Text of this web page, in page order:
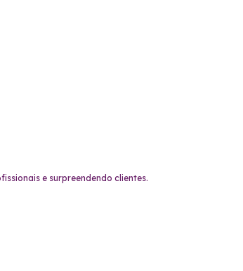
e surpreendendo clientes.